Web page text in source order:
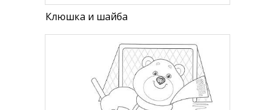
Клюшка и шайба